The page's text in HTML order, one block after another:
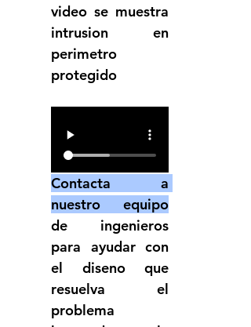
video se muestra
intrusion en
perimetro
protegido
Contacta a
nuestro equipo
de ingenieros
para ayudar con
el diseno que
resuelva el
problema